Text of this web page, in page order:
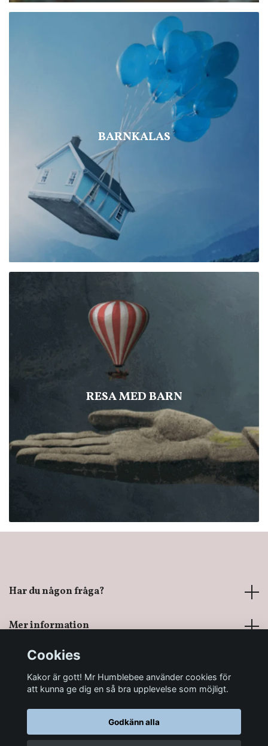
BARNKALAS
RESA MED BARN
Har du någon fråga?
Mer information
Sociala medier
© 2026 Mr Humblebee - En magisk leksaksbutik
Cookies
Kakor är gott! Mr Humblebee använder cookies för
att kunna ge dig en så bra upplevelse som möjligt.
Godkänn alla